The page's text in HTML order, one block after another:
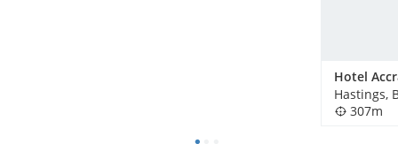
Hotel
Hastings,
307m